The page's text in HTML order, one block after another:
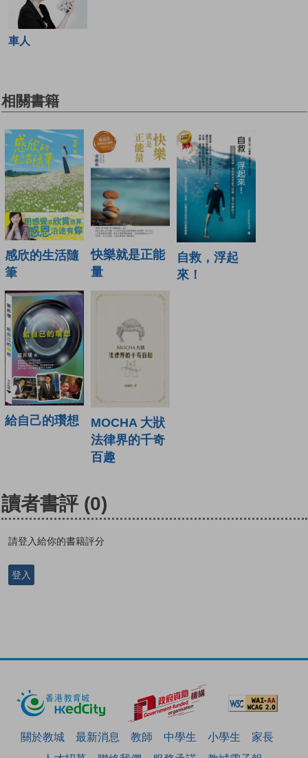
車人
相關書籍
感欣的生活隨
筆
快樂就是正能
量
自救，浮起
來！
給自己的瓚想
MOCHA 大狀
法律界的千奇
百趣
讀者書評 (0)
請登入給你的書籍評分
登入
關於教城 最新消息 教師 中學生 小學生
家長